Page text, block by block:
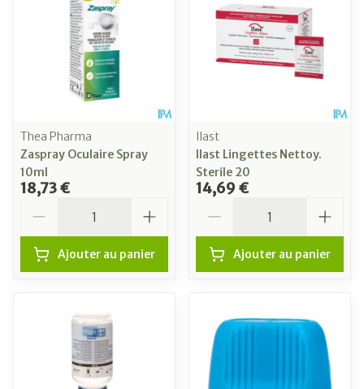
Thea Pharma
Zaspray Oculaire Spray
10ml
18,73 €
Ajouter au panier
Ilast
Ilast Lingettes Nettoy.
Sterile 20
14,69 €
Ajouter au panier